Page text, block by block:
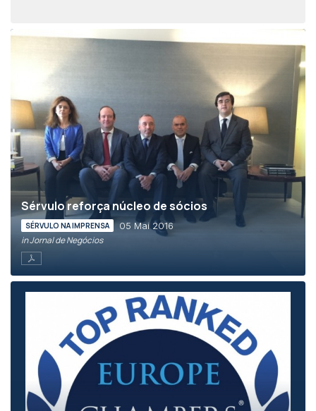
Sérvulo reforça núcleo de sócios
SÉRVULO NA IMPRENSA 05 Mai 2016
in Jornal de Negócios